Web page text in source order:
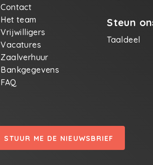
Contact
Het team
Vrijwilligers
Vacatures
Zaalverhuur
Bankgegevens
FAQ
Steun
Taaldeel
STUUR ME DE NIEUWSBRIEF